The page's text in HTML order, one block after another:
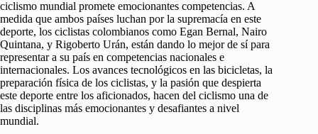
ciclismo mundial promete emocionantes competencias. A
medida que ambos países luchan por la supremacía en este
deporte, los ciclistas colombianos como Egan Bernal, Nairo
Quintana, y Rigoberto Urán, están dando lo mejor de sí para
representar a su país en competencias nacionales e
internacionales. Los avances tecnológicos en las bicicletas, la
preparación física de los ciclistas, y la pasión que despierta
este deporte entre los aficionados, hacen del ciclismo una de
las disciplinas más emocionantes y desafiantes a nivel
mundial.